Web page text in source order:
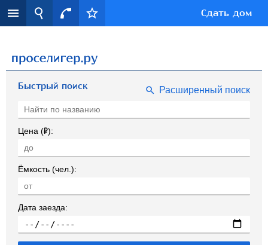
Сдать дом
Расширенный поиск
Быстрый поиск
Цена (Р):
Ёмкость (чел.):
Дата заезда: